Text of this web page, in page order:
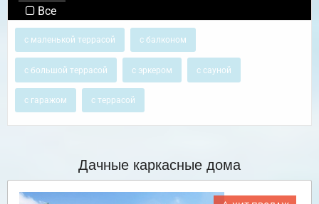
Все
с маленькой террасой с балконом
с большой террасой с эркером с сауной
с гаражом с террасой
Дачные каркасные дома